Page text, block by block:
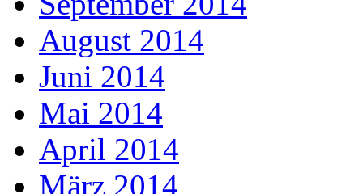
August 2014
Juni 2014
Mai 2014
April 2014
März 2014